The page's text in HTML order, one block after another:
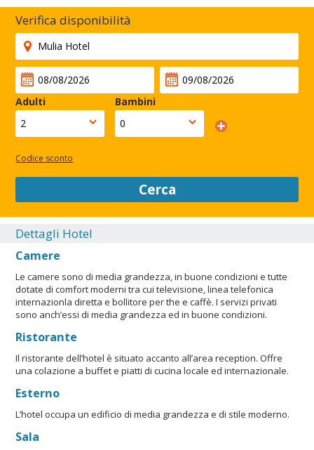
ad uso esclusivo dei clienti dell'hotel. (JS 12/11/06)
Orchid Garden si trova tra l'aeroporto internazionale e gli uffici
governativi.
CHIUDI
Verifica disponibilità
Adulti Bambini
Codice sconto
Cerca
Dettagli Hotel
Camere
Le camere sono di media grandezza, in buone condizioni e tutte
dotate di comfort moderni tra cui televisione, linea telefonica
internazionla diretta e bollitore per the e caffè. I servizi privati
sono anch’essi di media grandezza ed in buone condizioni.
Ristorante
Il ristorante dell’hotel è situato accanto all’area reception. Offre
una colazione a buffet e piatti di cucina locale ed internazionale.
Esterno
L’hotel occupa un edificio di media grandezza e di stile moderno.
Sala